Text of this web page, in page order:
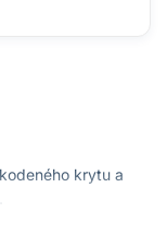
krytu a